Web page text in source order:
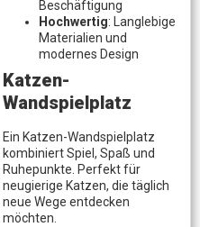
Beschäftigung
Hochwertig: Langlebige
Materialien und
modernes Design
Katzen-
Wandspielplatz
Ein Katzen-Wandspielplatz
kombiniert Spiel, Spaß und
Ruhepunkte. Perfekt für
neugierige Katzen, die täglich
neue Wege entdecken
möchten.